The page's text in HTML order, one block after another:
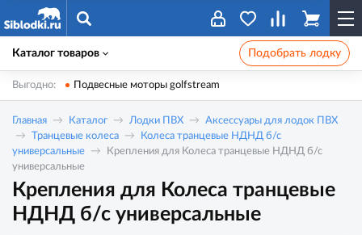
Каталог товаров Подобрать лодку
Выгодно: Подвесные моторы golfstream
Главная Каталог Лодки ПВХ
Аксессуары для лодок ПВХ
Транцевые колеса
Колеса транцевые НДНД б/с
универсальные
Крепления для Колеса транцевые НДНД б/с
универсальные
Крепления для Колеса транцевые
НДНД б/с универсальные